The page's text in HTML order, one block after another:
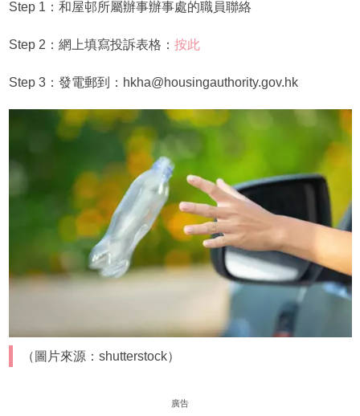
Step 1：和屋邨所屬辦事辦事處的職員聯絡
Step 2：網上填寫投訴表格： 按此
Step 3：發電郵到：hkha@housingauthority.gov.hk
（圖片來源：shutterstock）
廣告